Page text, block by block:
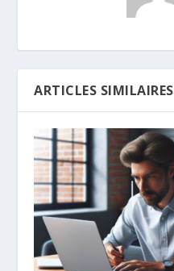
ARTICLES SIMILAIRES